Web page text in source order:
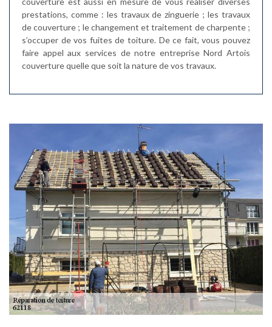
prestations, comme : les travaux de zinguerie ; les travaux
de couverture ; le changement et traitement de charpente ;
s’occuper de vos fuites de toiture. De ce fait, vous pouvez
faire appel aux services de notre entreprise Nord Artois
couverture quelle que soit la nature de vos travaux.